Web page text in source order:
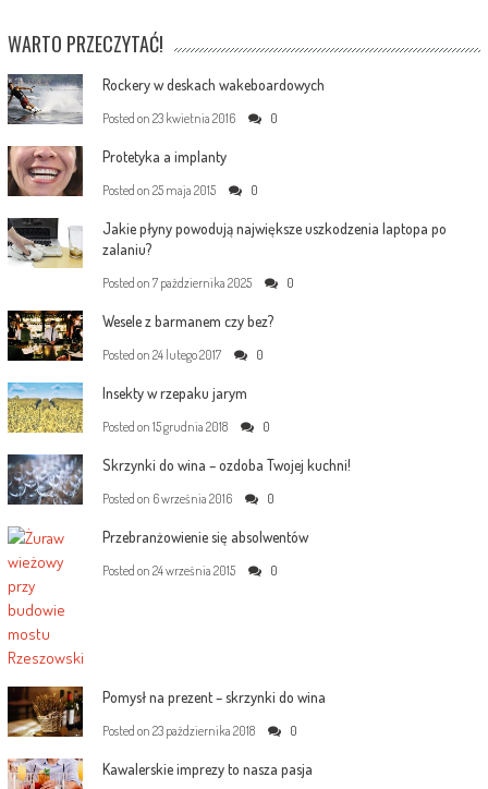
WARTO PRZECZYTAĆ!
Rockery w deskach wakeboardowych
Posted on 23 kwietnia 2016 0
Protetyka a implanty
Posted on 25 maja 2015 0
Jakie płyny powodują największe uszkodzenia laptopa po
zalaniu?
Posted on 7 października 2025 0
Wesele z barmanem czy bez?
Posted on 24 lutego 2017 0
Insekty w rzepaku jarym
Posted on 15 grudnia 2018 0
Skrzynki do wina – ozdoba Twojej kuchni!
Posted on 6 września 2016 0
Przebranżowienie się absolwentów
Posted on 24 września 2015 0
Pomysł na prezent – skrzynki do wina
Posted on 23 października 2018 0
Kawalerskie imprezy to nasza pasja